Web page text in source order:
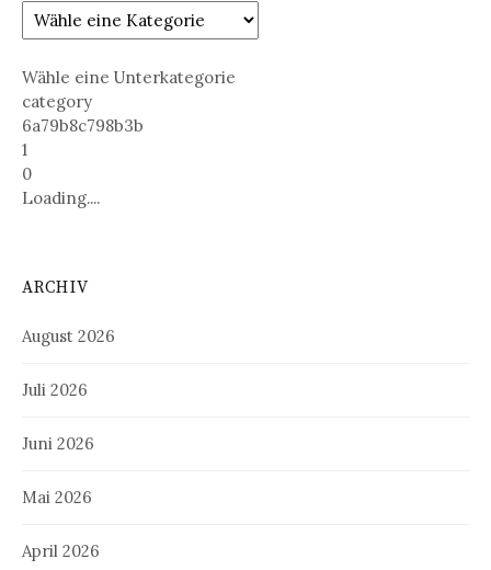
Wähle eine Unterkategorie
category
6a79b8c798b3b
1
0
Loading....
ARCHIV
August 2026
Juli 2026
Juni 2026
Mai 2026
April 2026